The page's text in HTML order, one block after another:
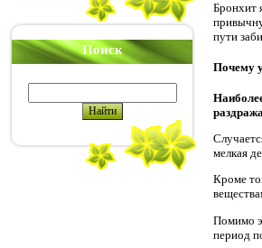
Поиск
Бронхит
пути
Почему
мелкая
Кроме
Помимо
период